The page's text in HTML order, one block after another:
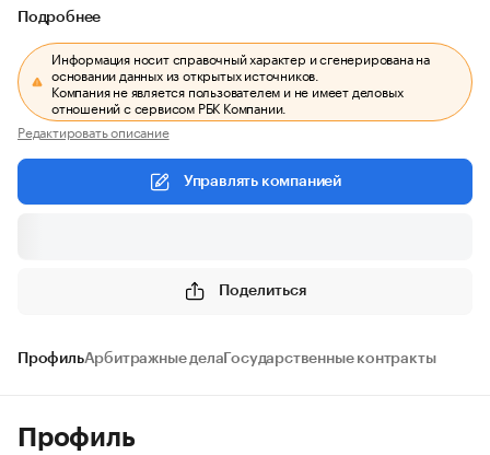
Подробнее
Информация носит справочный характер и сгенерирована на
основании данных из открытых источников.
Компания не является пользователем и не имеет деловых
отношений с сервисом РБК Компании.
Редактировать описание
Управлять компанией
Поделиться
ПрофильАрбитражные дела Государственные контракты
Профиль